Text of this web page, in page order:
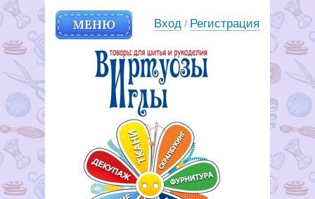
МЕНЮ Вход / Регистрация